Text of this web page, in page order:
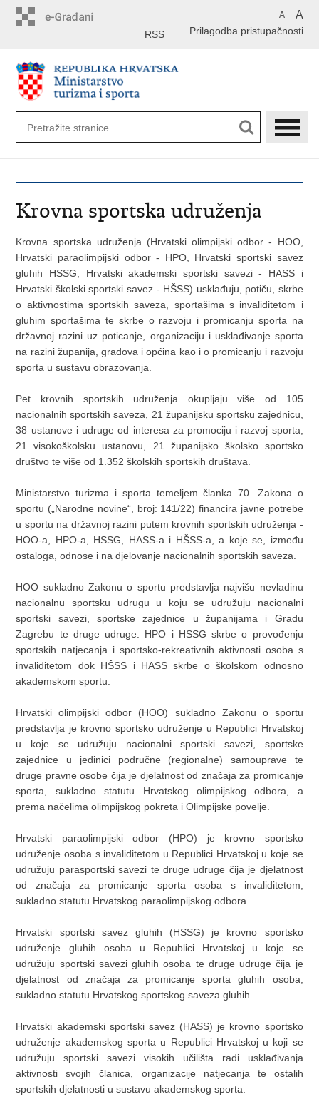
A A
Prilagodba pristupačnosti
RSS
Krovna sportska udruženja
Krovna sportska udruženja (Hrvatski olimpijski odbor - HOO,
Hrvatski paraolimpijski odbor - HPO, Hrvatski sportski savez
gluhih HSSG, Hrvatski akademski sportski savezi - HASS i
Hrvatski školski sportski savez - HŠSS) usklađuju, potiču, skrbe
o aktivnostima sportskih saveza, sportašima s invaliditetom i
gluhim sportašima te skrbe o razvoju i promicanju sporta na
državnoj razini uz poticanje, organizaciju i usklađivanje sporta
na razini županija, gradova i općina kao i o promicanju i razvoju
sporta u sustavu obrazovanja.
Pet krovnih sportskih udruženja okupljaju više od 105
nacionalnih sportskih saveza, 21 županijsku sportsku zajednicu,
38 ustanove i udruge od interesa za promociju i razvoj sporta,
21 visokoškolsku ustanovu, 21 županijsko školsko sportsko
društvo te više od 1.352 školskih sportskih društava.
Ministarstvo turizma i sporta temeljem članka 70. Zakona o
sportu („Narodne novine“, broj: 141/22) financira javne potrebe
u sportu na državnoj razini putem krovnih sportskih udruženja -
HOO-a, HPO-a, HSSG, HASS-a i HŠSS-a, a koje se, između
ostaloga, odnose i na djelovanje nacionalnih sportskih saveza.
HOO sukladno Zakonu o sportu predstavlja najvišu nevladinu
nacionalnu sportsku udrugu u koju se udružuju nacionalni
sportski savezi, sportske zajednice u županijama i Gradu
Zagrebu te druge udruge. HPO i HSSG skrbe o provođenju
sportskih natjecanja i sportsko-rekreativnih aktivnosti osoba s
invaliditetom dok HŠSS i HASS skrbe o školskom odnosno
akademskom sportu.
Hrvatski olimpijski odbor (HOO) sukladno Zakonu o sportu
predstavlja je krovno sportsko udruženje u Republici Hrvatskoj
u koje se udružuju nacionalni sportski savezi, sportske
zajednice u jedinici područne (regionalne) samouprave te
druge pravne osobe čija je djelatnost od značaja za promicanje
sporta, sukladno statutu Hrvatskog olimpijskog odbora, a
prema načelima olimpijskog pokreta i Olimpijske povelje.
Hrvatski paraolimpijski odbor (HPO) je krovno sportsko
udruženje osoba s invaliditetom u Republici Hrvatskoj u koje se
udružuju parasportski savezi te druge udruge čija je djelatnost
od značaja za promicanje sporta osoba s invaliditetom,
sukladno statutu Hrvatskog paraolimpijskog odbora.
Hrvatski sportski savez gluhih (HSSG) je krovno sportsko
udruženje gluhih osoba u Republici Hrvatskoj u koje se
udružuju sportski savezi gluhih osoba te druge udruge čija je
djelatnost od značaja za promicanje sporta gluhih osoba,
sukladno statutu Hrvatskog sportskog saveza gluhih.
Hrvatski akademski sportski savez (HASS) je krovno sportsko
udruženje akademskog sporta u Republici Hrvatskoj u koji se
udružuju sportski savezi visokih učilišta radi usklađivanja
aktivnosti svojih članica, organizacije natjecanja te ostalih
sportskih djelatnosti u sustavu akademskog sporta.